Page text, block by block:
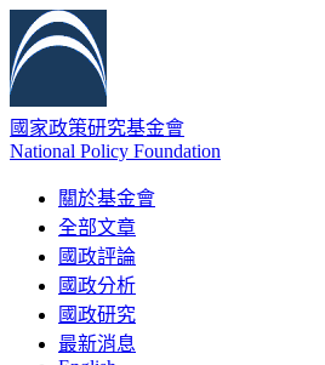
國家政策研究基金會
National Policy Foundation
關於基金會
全部文章
國政評論
國政分析
國政研究
最新消息